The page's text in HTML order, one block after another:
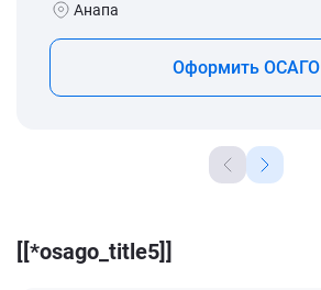
Анапа
Оформить ОСАГО
[[*osago_title5]]